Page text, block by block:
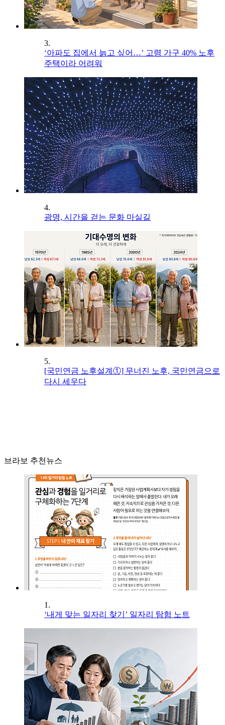
3.
‘아파도 집에서 늙고 싶어…’ 고령 가구 40% 노후
주택이라 어려워
4.
광명, 시간을 걷는 문화 마실길
5.
[국민연금 노후설계①] 무너진 노후, 국민연금으로
다시 세우다
브라보 추천뉴스
1.
‘내게 맞는 일자리 찾기’ 일자리 탐험 노트